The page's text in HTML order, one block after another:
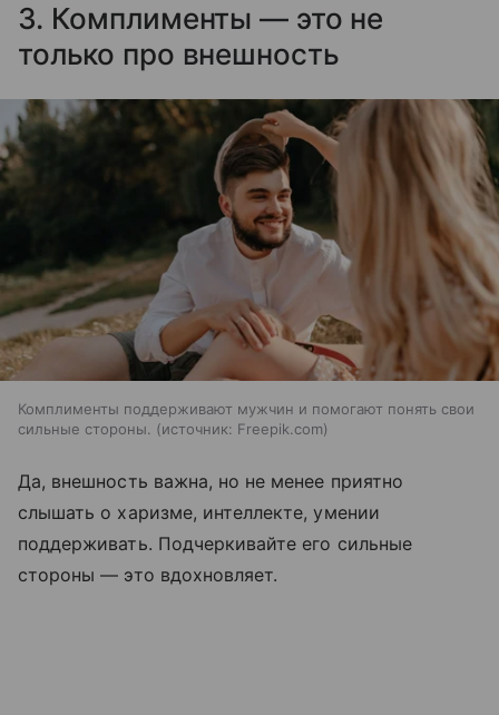
3. Комплименты — это не
только про внешность
Комплименты поддерживают мужчин и помогают понять свои
сильные стороны.
источник: Freepik.com
Да, внешность важна, но не менее приятно
слышать о харизме, интеллекте, умении
поддерживать. Подчеркивайте его сильные
стороны — это вдохновляет.